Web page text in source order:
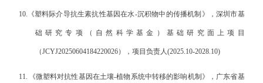
10. 《塑料际介导抗生素抗性基因在水-沉积物中的传播机制》，深圳市基
础研究专项（自然科学基金）基础研究面上项目
（JCYJ20250604184220026），项目负责人(2025.10-2028.10)
11. 《微塑料对抗性基因在土壤-植物系统中转移的影响机制》，广东省基